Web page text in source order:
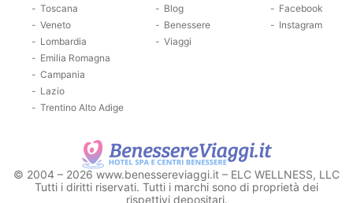
Toscana
Veneto
Lombardia
Emilia Romagna
Campania
Lazio
Trentino Alto Adige
Blog
Benessere
Viaggi
Facebook
Instagram
© 2004 – 2026 www.benessereviaggi.it – ELC WELLNESS, LLC
Tutti i diritti riservati. Tutti i marchi sono di proprietà dei
rispettivi depositari.